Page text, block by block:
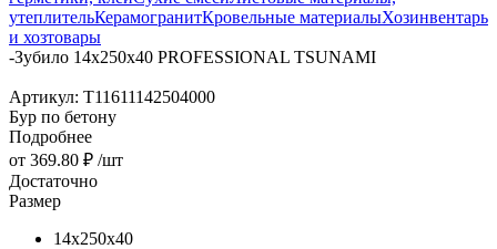
утеплительКерамогранитКровельные материалыХозинвентарь
и хозтовары
-Зубило 14x250x40 PROFESSIONAL TSUNAMI
Артикул: T11611142504000
Бур по бетону
Подробнее
от 369.80 ₽ /шт
Достаточно
Размер
14х250х40